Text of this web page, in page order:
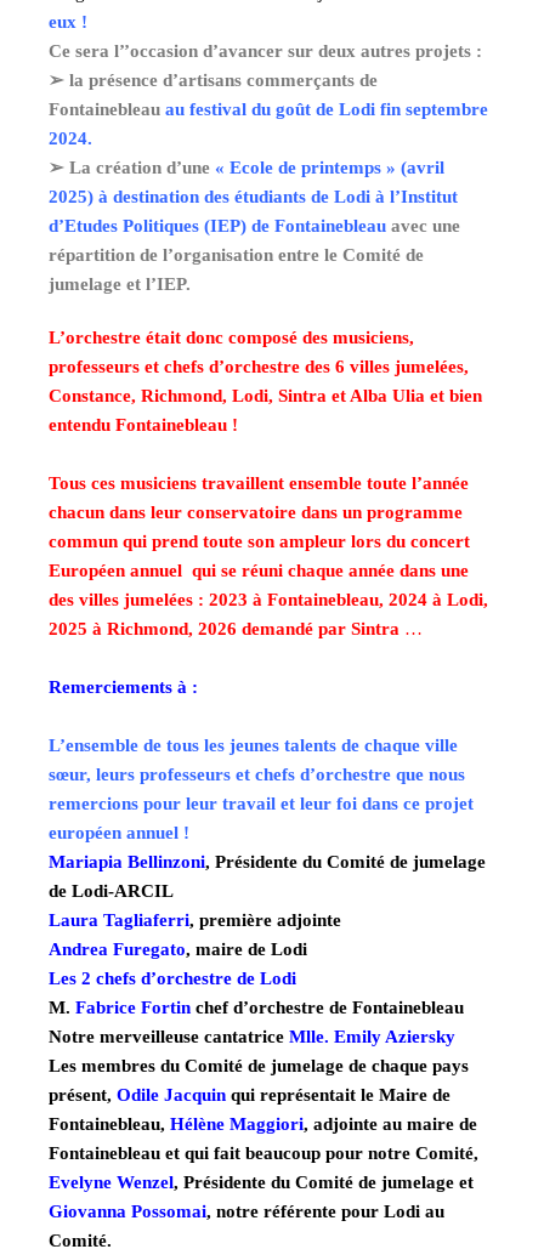
eux !
Ce sera l’’occasion d’avancer sur deux autres projets :
➢ la présence d’artisans commerçants de
Fontainebleau au festival du goût de Lodi fin septembre
2024.
➢ La création d’une « Ecole de printemps » (avril
2025) à destination des étudiants de Lodi à l’Institut
d’Etudes Politiques (IEP) de Fontainebleau avec une
répartition de l’organisation entre le Comité de
jumelage et l’IEP.
L’orchestre était donc composé des musiciens,
professeurs et chefs d’orchestre des 6 villes jumelées,
Constance, Richmond, Lodi, Sintra et Alba Ulia et bien
entendu Fontainebleau !
Tous ces musiciens travaillent ensemble toute l’année
chacun dans leur conservatoire dans un programme
commun qui prend toute son ampleur lors du concert
Européen annuel qui se réuni chaque année dans une
des villes jumelées : 2023 à Fontainebleau, 2024 à Lodi,
2025 à Richmond, 2026 demandé par Sintra …
Remerciements à :
L’ensemble de tous les jeunes talents de chaque ville
sœur, leurs professeurs et chefs d’orchestre que nous
remercions pour leur travail et leur foi dans ce projet
européen annuel !
Mariapia Bellinzoni, Présidente du Comité de jumelage
de Lodi-ARCIL
Laura Tagliaferri, première adjointe
Andrea Furegato, maire de Lodi
Les 2 chefs d’orchestre de Lodi
M. Fabrice Fortin chef d’orchestre de Fontainebleau
Notre merveilleuse cantatrice Mlle. Emily Aziersky
Les membres du Comité de jumelage de chaque pays
présent, Odile Jacquin qui représentait le Maire de
Fontainebleau, Hélène Maggiori, adjointe au maire de
Fontainebleau et qui fait beaucoup pour notre Comité,
Evelyne Wenzel, Présidente du Comité de jumelage et
Giovanna Possomai, notre référente pour Lodi au
Comité.